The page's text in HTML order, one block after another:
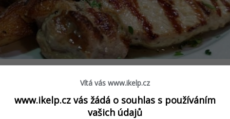
vychutnat vaše speciality i v uzavřené
Vítá vás www.ikelp.cz
www.ikelp.cz vás žádá o souhlas s používáním
vašich údajů